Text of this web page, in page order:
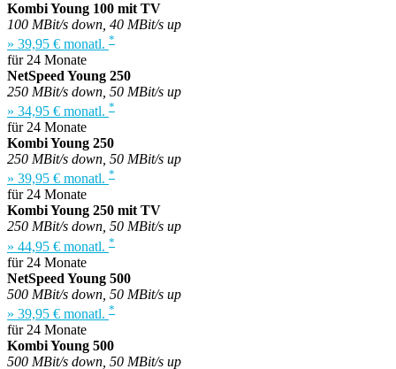
Kombi Young 100 mit TV
100 MBit/s down, 40 MBit/s up
» 39,95 € monatl. *
für 24 Monate
NetSpeed Young 250
250 MBit/s down, 50 MBit/s up
» 34,95 € monatl. *
für 24 Monate
Kombi Young 250
250 MBit/s down, 50 MBit/s up
» 39,95 € monatl. *
für 24 Monate
Kombi Young 250 mit TV
250 MBit/s down, 50 MBit/s up
» 44,95 € monatl. *
für 24 Monate
NetSpeed Young 500
500 MBit/s down, 50 MBit/s up
» 39,95 € monatl. *
für 24 Monate
Kombi Young 500
500 MBit/s down, 50 MBit/s up